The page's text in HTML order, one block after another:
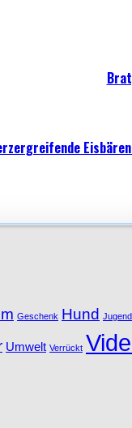
Geschenk Hund
Umwelt Verrückt